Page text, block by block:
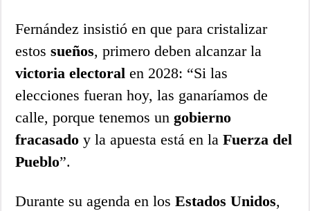
Fernández insistió en que para cristalizar
estossueños, primero deben alcanzar la
victoria electoral en 2028: “Si las
elecciones fueran hoy, las ganaríamos de
calle, porque tenemos ungobierno
fracasado y la apuesta está en laFuerza del
Pueblo”.
Durante su agenda en losEstados Unidos,